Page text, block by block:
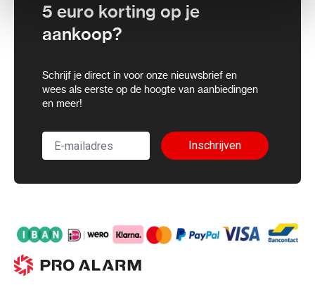
5 euro korting op je
aankoop?
Schrijf je direct in voor onze nieuwsbrief en
wees als eerste op de hoogte van aanbiedingen
en meer!
Inschrijven